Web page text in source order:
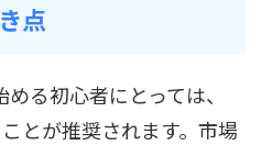
点
る初心者にとっては、
とが推奨されます。市場